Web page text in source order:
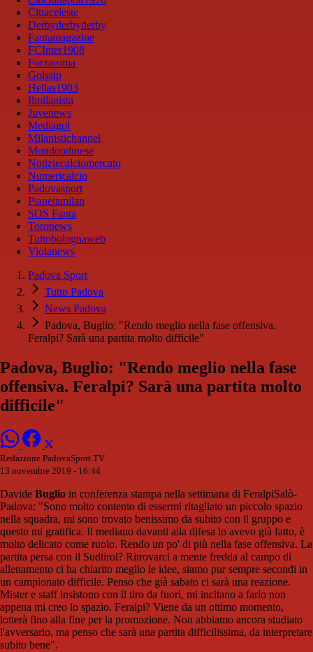
Cittaceleste
Derbyderbyderby
Fantamagazine
FCInter1908
Forzaroma
Golssip
Hellas1903
Ilmilanista
Juvenews
Mediagol
Milanistichannel
Mondoudinese
Notiziecalciomercato
Numericalcio
Padovasport
Pianetamilan
SOS Fanta
Toronews
Tuttobolognaweb
Violanews
Padova Sport
Tutto Padova
News Padova
Padova, Buglio: "Rendo meglio nella fase offensiva.
Feralpi? Sarà una partita molto difficile"
Padova, Buglio: "Rendo meglio nella fase
offensiva. Feralpi? Sarà una partita molto
difficile"
Redazione PadovaSport.TV
13 novembre 2019 - 16:44
Davide Buglio in conferenza stampa nella settimana di FeralpiSalò-
Padova: "Sono molto contento di essermi ritagliato un piccolo spazio
nella squadra, mi sono trovato benissimo da subito con il gruppo e
questo mi gratifica. Il mediano davanti alla difesa lo avevo già fatto, è
molto delicato come ruolo. Rendo un po' di più nella fase offensiva. La
partita persa con il Sudtirol? Ritrovarci a mente fredda al campo di
allenamento ci ha chiarito meglio le idee, siamo pur sempre secondi in
un campionato difficile. Penso che già sabato ci sarà una reazione.
Mister e staff insistono con il tiro da fuori, mi incitano a farlo non
appena mi creo lo spazio. Feralpi? Viene da un ottimo momento,
lotterà fino alla fine per la promozione. Non abbiamo ancora studiato
l'avversario, ma penso che sarà una partita difficilissima, da interpretare
subito bene".